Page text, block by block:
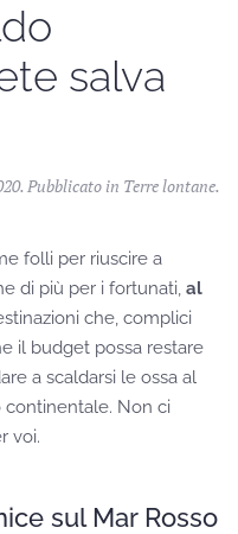
salva
. Pubblicato in Terre lontane.
folli per riuscire a
di più per i fortunati, al
che, complici
il budget possa restare
a scaldarsi le ossa al
Non ci
voi.
sul Mar Rosso